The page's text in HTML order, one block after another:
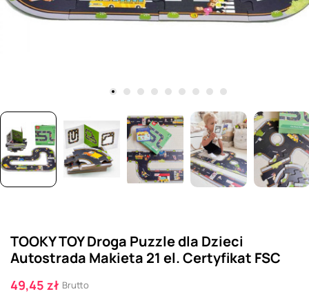
TOOKY TOY Droga Puzzle dla Dzieci
Autostrada Makieta 21 el. Certyfikat FSC
49,45 zł Brutto